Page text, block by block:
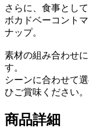
さらに、食事とし
ボカドベーコント
ナップ。
素材の組み合わせ
す。
シーンに合わせて
ひご賞味ください。
商品詳細